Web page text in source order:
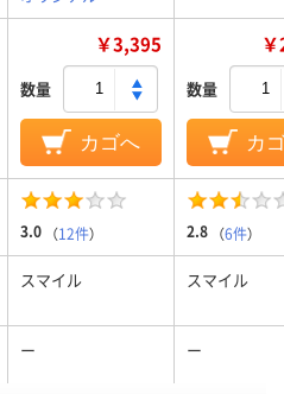
￥3,395
数量
カゴへ
数量
カ
3.0 （12件） 2.8 （6件）
スマイル スマイル
ー ー